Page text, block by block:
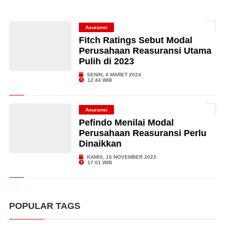
Asuransi
Fitch Ratings Sebut Modal
Perusahaan Reasuransi Utama
Pulih di 2023
SENIN, 4 MARET 2024
12:44 WIB
Asuransi
Pefindo Menilai Modal
Perusahaan Reasuransi Perlu
Dinaikkan
KAMIS, 16 NOVEMBER 2023
17:01 WIB
POPULAR TAGS